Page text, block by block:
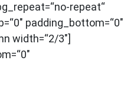
repeat“
padding_bottom=“0″
width=“2/3″]